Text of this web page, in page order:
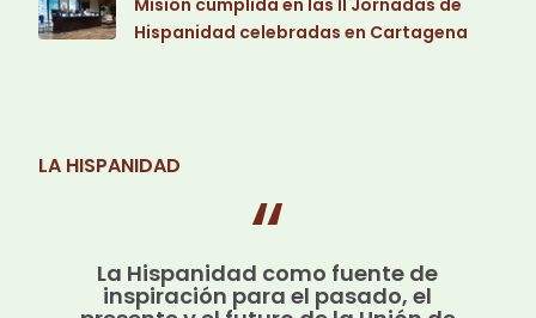
Misión cumplida en las II Jornadas de
Hispanidad celebradas en Cartagena
LA HISPANIDAD
La Hispanidad como fuente de
inspiración para el pasado, el